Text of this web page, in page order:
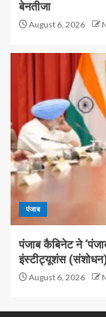
बेनतीजा
August 6, 2026
पंजाब
पंजाब कैबिनेट ने
इंस्टीट्यूशंस
August 6, 2026